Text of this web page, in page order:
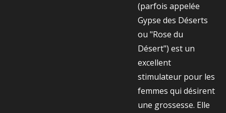
(parfois appelée
Gypse des Déserts
ou "Rose du
Désert") est un
excellent
stimulateur pour les
femmes qui désirent
une grossesse. Elle